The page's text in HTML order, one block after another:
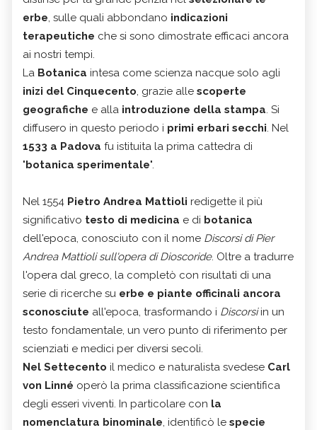
erbe, sulle quali abbondano indicazioni
terapeutiche che si sono dimostrate efficaci ancora
ai nostri tempi.
La Botanica intesa come scienza nacque solo agli
inizi del Cinquecento, grazie alle scoperte
geografiche e alla introduzione della stampa. Si
diffusero in questo periodo i primi erbari secchi. Nel
1533 a Padova fu istituita la prima cattedra di
"botanica sperimentale".
Nel 1554 Pietro Andrea Mattioli redigette il più
significativo testo di medicina e di botanica
dell'epoca, conosciuto con il nome Discorsi di Pier
Andrea Mattioli sull'opera di Dioscoride. Oltre a tradurre
l'opera dal greco, la completò con risultati di una
serie di ricerche su erbe e piante officinali ancora
sconosciute all'epoca, trasformando i Discorsiin un
testo fondamentale, un vero punto di riferimento per
scienziati e medici per diversi secoli.
Nel Settecento il medico e naturalista svedese Carl
von Linné operò la prima classificazione scientifica
degli esseri viventi. In particolare con la
nomenclatura binominale, identificò le specie